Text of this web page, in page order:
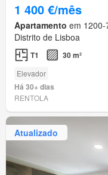
1 400 €/mês
Apartamento em 1200-
Distrito de Lisboa
T1 30 m²
Elevador
Há 30+ dias
RENTOLA
Atualizado